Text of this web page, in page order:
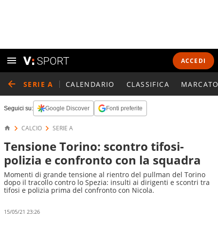
ACCEDI
SERIE A CALENDARIO CLASSIFICA
Seguici su: Google Discover Fonti preferite
CALCIO SERIE A
Tensione Torino: scontro tifosi-
polizia e confronto con la squadra
Momenti di grande tensione al rientro del pullman del Torino
dopo il tracollo contro lo Spezia: insulti ai dirigenti e scontri tra
tifosi e polizia prima del confronto con Nicola.
15/05/21 23:26